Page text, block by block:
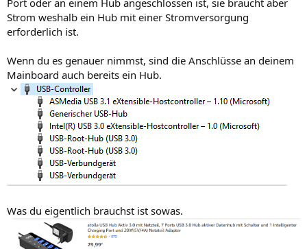
Port oder an einem Hub angeschlossen ist, sie braucht aber
Strom weshalb ein Hub mit einer Stromversorgung
erforderlich ist.
Wenn du es genauer nimmst, sind die Anschlüsse an deinem
Mainboard auch bereits ein Hub.
Was du eigentlich brauchst ist sowas.